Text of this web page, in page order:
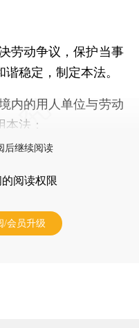
动争议，保护当事
稳定，制定本法。
的用人单位与劳动
法：
后继续阅读
阅读权限
/会员升级